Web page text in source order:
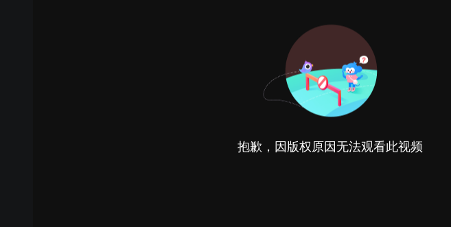
抱歉，因版权原因无法观看此视频